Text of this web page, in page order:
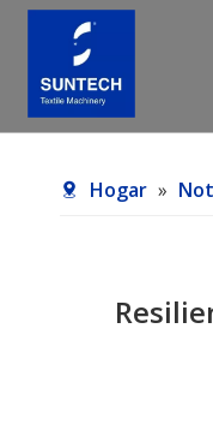
Hogar »